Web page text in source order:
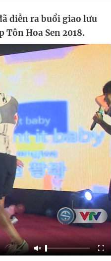
diễn ra buổi giao lưu
Tôn Hoa Sen 2018.